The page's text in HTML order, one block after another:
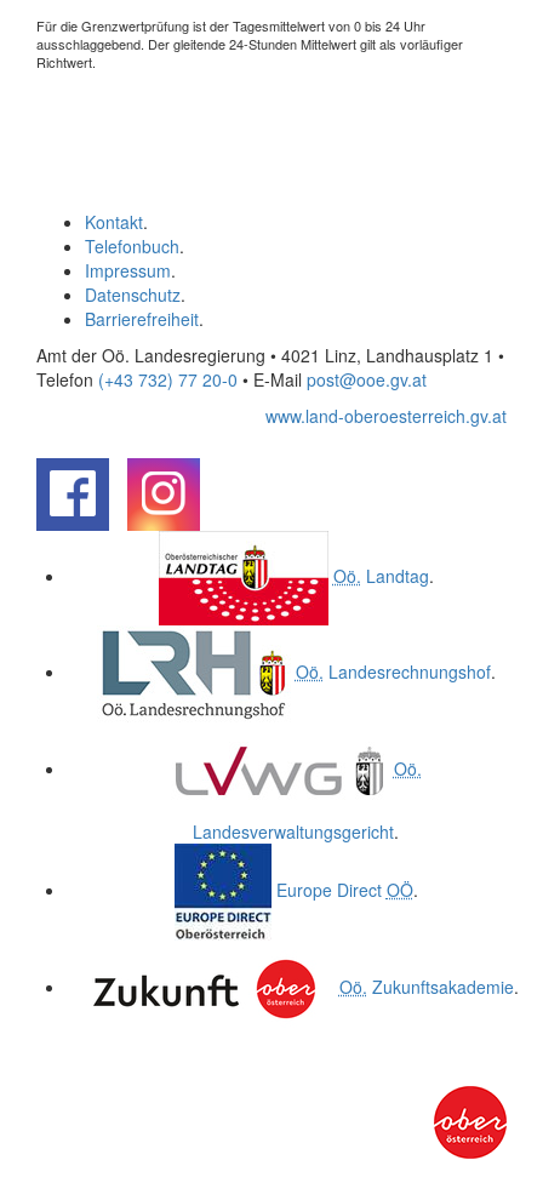
Für die Grenzwertprüfung ist der Tagesmittelwert von 0 bis 24 Uhr
ausschlaggebend. Der gleitende 24-Stunden Mittelwert gilt als vorläufiger
Richtwert.
Kontakt.
Telefonbuch.
Impressum.
Datenschutz.
Barrierefreiheit.
Amt der Oö. Landesregierung • 4021 Linz, Landhausplatz 1 •
Telefon (+43 732) 77 20-0 • E-Mail post@ooe.gv.at
www.land-oberoesterreich.gv.at
Oö. Landtag.
Oö. Landesrechnungshof.
Oö.
Landesverwaltungsgericht.
Europe Direct OÖ.
Oö. Zukunftsakademie.